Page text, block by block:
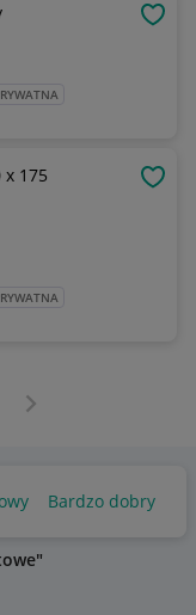
x 175
Następna strona
Bardzo dobry